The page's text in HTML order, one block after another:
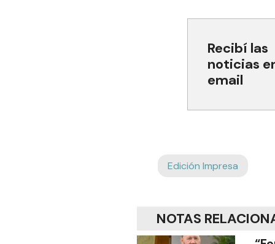
Recibí las
noticias
email
Edición Impresa
NOTAS